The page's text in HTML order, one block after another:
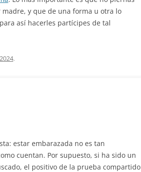
y que de una forma u otra lo
así hacerles partícipes de tal
.
estar embarazada no es tan
cuentan. Por supuesto, si ha sido un
el positivo de la prueba compartido